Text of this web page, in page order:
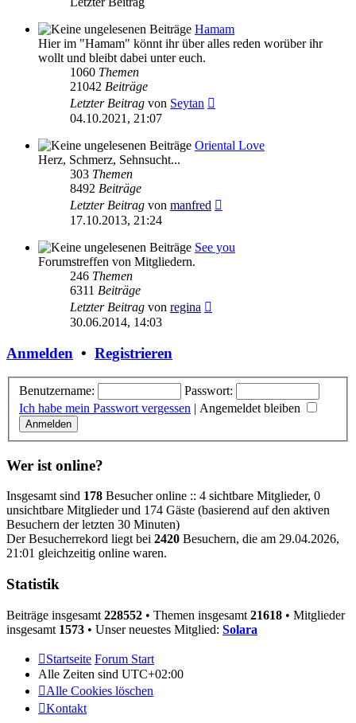
Hamam
Hier im "Hamam" könnt ihr über alles reden worüber ihr
wollt und bleibt dabei unter euch.
1060 Themen
21042 Beiträge
Letzter Beitrag von Seytan
04.10.2021, 21:07
Oriental Love
Herz, Schmerz, Sehnsucht...
303 Themen
8492 Beiträge
Letzter Beitrag von manfred
17.10.2013, 21:24
See you
Forumstreffen von Mitgliedern.
246 Themen
6311 Beiträge
Letzter Beitrag von regina
30.06.2014, 14:03
Anmelden • Registrieren
Benutzername:
Passwort:
Ich habe mein Passwort vergessen | Angemeldet bleiben
Wer ist online?
Insgesamt sind 178 Besucher online :: 4 sichtbare Mitglieder, 0
unsichtbare Mitglieder und 174 Gäste (basierend auf den aktiven
Besuchern der letzten 30 Minuten)
Der Besucherrekord liegt bei 2420 Besuchern, die am 29.04.2026,
21:01 gleichzeitig online waren.
Statistik
Beiträge insgesamt 228552 • Themen insgesamt 21618 • Mitglieder
insgesamt 1573 • Unser neuestes Mitglied: Solara
Startseite Forum Start
Alle Zeiten sind UTC+02:00
Alle Cookies löschen
Kontakt